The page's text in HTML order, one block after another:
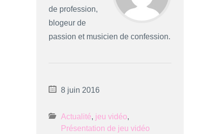
de profession,
blogeur de
passion et musicien de confession.
8 juin 2016
Actualité, jeu vidéo,
Présentation de jeu vidéo